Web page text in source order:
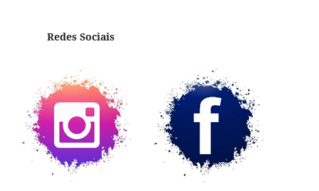
Redes Sociais